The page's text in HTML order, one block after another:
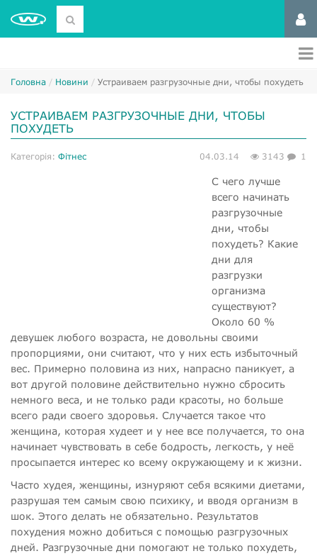
Головна Новини Устраиваем разгрузочные дни, чтобы похудеть
УСТРАИВАЕМ РАЗГРУЗОЧНЫЕ ДНИ, ЧТОБЫ
ПОХУДЕТЬ
Категорія: Фітнес 04.03.14 3143 1
С чего лучше
всего начинать
разгрузочные
дни, чтобы
похудеть? Какие
дни для
разгрузки
организма
существуют?
Около 60 %
девушек любого возраста, не довольны своими
пропорциями, они считают, что у них есть избыточный
вес. Примерно половина из них, напрасно паникует, а
вот другой половине действительно нужно сбросить
немного веса, и не только ради красоты, но больше
всего ради своего здоровья. Случается такое что
женщина, которая худеет и у нее все получается, то она
начинает чувствовать в себе бодрость, легкость, у неё
просыпается интерес ко всему окружающему и к жизни.
Часто худея, женщины, изнуряют себя всякими диетами,
разрушая тем самым свою психику, и вводя организм в
шок. Этого делать не обязательно. Результатов
похудения можно добиться с помощью разгрузочных
дней. Разгрузочные дни помогают не только похудеть,